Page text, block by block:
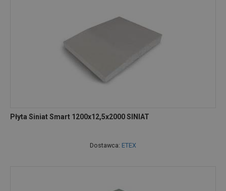
Płyta Siniat Smart 1200x12,5x2000 SINIAT
Dostawca: ETEX